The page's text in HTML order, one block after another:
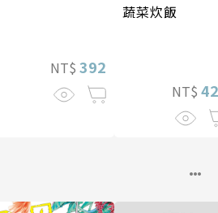
NT$ 392
蔬菜炊飯
NT$